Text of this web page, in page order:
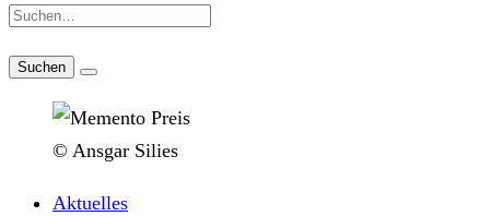
Suche:
© Ansgar Silies
Aktuelles